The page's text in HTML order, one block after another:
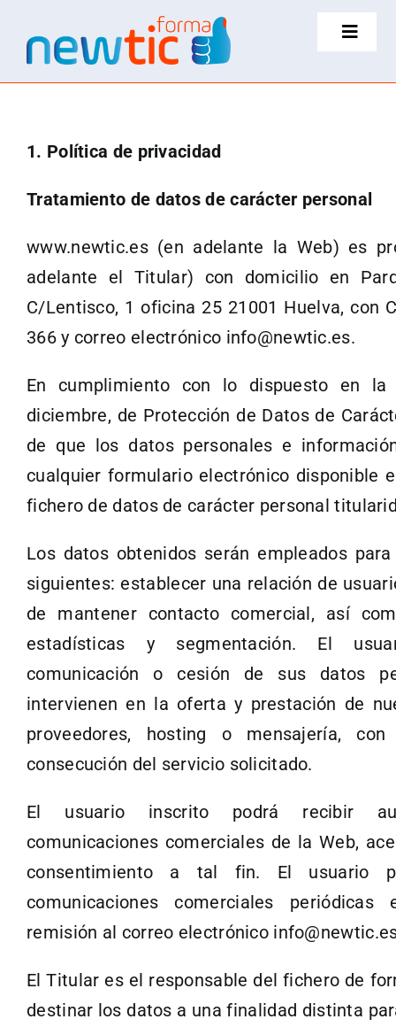
Toggle
Certificaciones
Faqs
Blog
Contacto
1. Política de privacidad
Tratamiento de datos de carácter personal
www.newtic.es (en adelante la Web) es
adelante el Titular) con domicilio en
C/Lentisco, 1 oficina 25 21001 Huelva, con
366 y correo electrónico info@newtic.es.
En cumplimiento con lo dispuesto en
diciembre, de Protección de Datos de
de que los datos personales e
cualquier formulario electrónico disponible
fichero de datos de carácter personal
Los datos obtenidos serán empleados
siguientes: establecer una relación de
de mantener contacto comercial, así
estadísticas y segmentación. El
comunicación o cesión de sus datos
intervienen en la oferta y prestación de
proveedores, hosting o mensajería,
consecución del servicio solicitado.
El usuario inscrito podrá recibir
comunicaciones comerciales de la Web,
consentimiento a tal fin. El usuario
comunicaciones comerciales
remisión al correo electrónico
El Titular es el responsable del fichero de
destinar los datos a una finalidad distinta